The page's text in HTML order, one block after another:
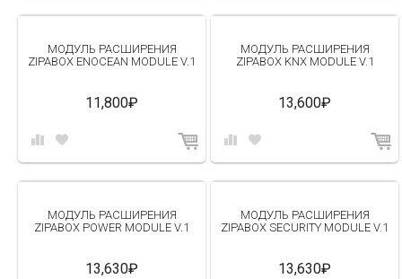
МОДУЛЬ РАСШИРЕНИЯ
ZIPABOX ENOCEAN MODULE V.1
11,800₽
МОДУЛЬ РАСШИРЕНИЯ
ZIPABOX KNX MODULE V.1
13,600₽
МОДУЛЬ РАСШИРЕНИЯ
ZIPABOX POWER MODULE V.1
13,630₽
МОДУЛЬ РАСШИРЕНИЯ
ZIPABOX SECURITY MODULE V.1
13,630₽